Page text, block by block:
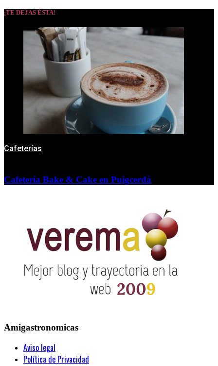
¡TE DEJAS ÉSTA!
Cafeterías
Cafetería Bake & Cake en Puigcerdà
Amigastronomicas
Aviso legal
Política de Privacidad